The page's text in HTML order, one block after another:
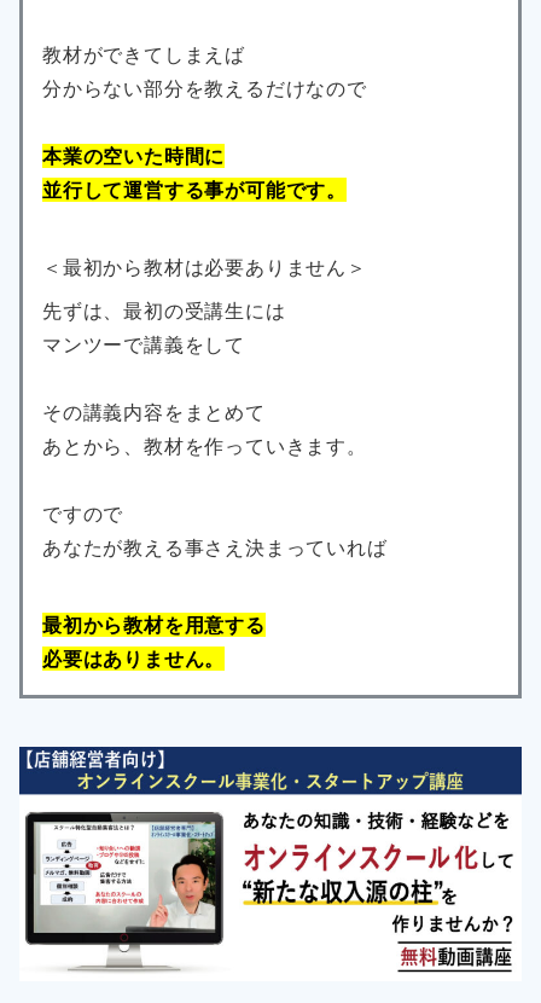
教材ができてしまえば
分からない部分を教えるだけなので
本業の空いた時間に
並行して運営する事が可能です。
＜最初から教材は必要ありません＞
先ずは、最初の受講生には
マンツーで講義をして
その講義内容をまとめて
あとから、教材を作っていきます。
ですので
あなたが教える事さえ決まっていれば
最初から教材を用意する
必要はありません。